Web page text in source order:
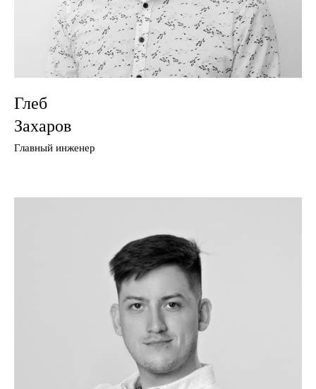
Глеб
Захаров
Главный инженер